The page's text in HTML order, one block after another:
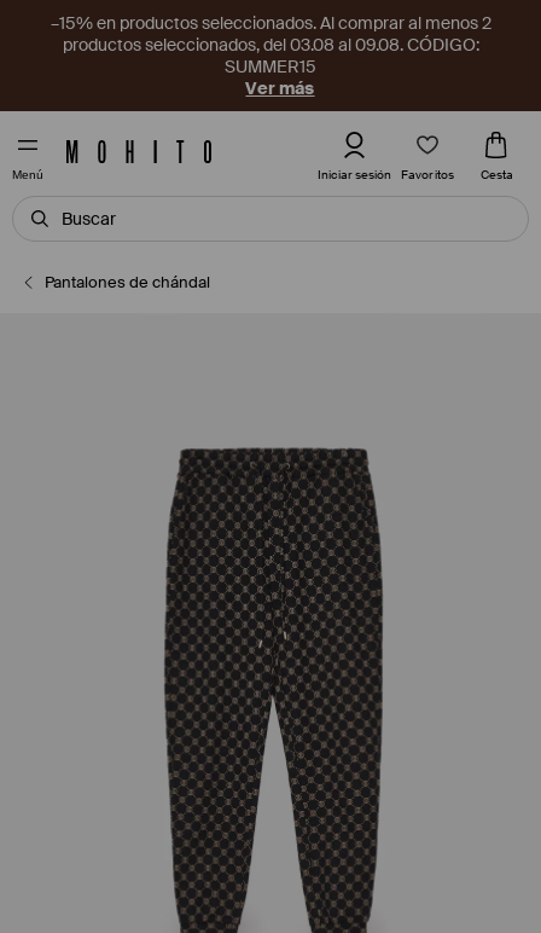
–15% en productos seleccionados. Al comprar al menos 2
productos seleccionados, del 03.08 al 09.08. CÓDIGO:
SUMMER15
Ver más
Menú Iniciar sesión Favoritos Cesta
Pantalones de chándal